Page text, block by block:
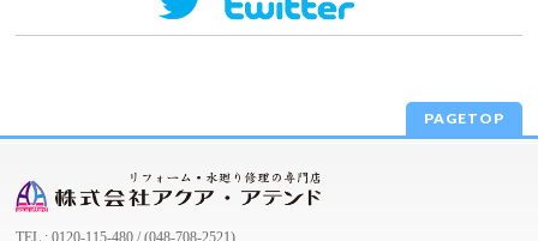
PAGETOP
TEL : 0120-115-480 / (048-708-2521)